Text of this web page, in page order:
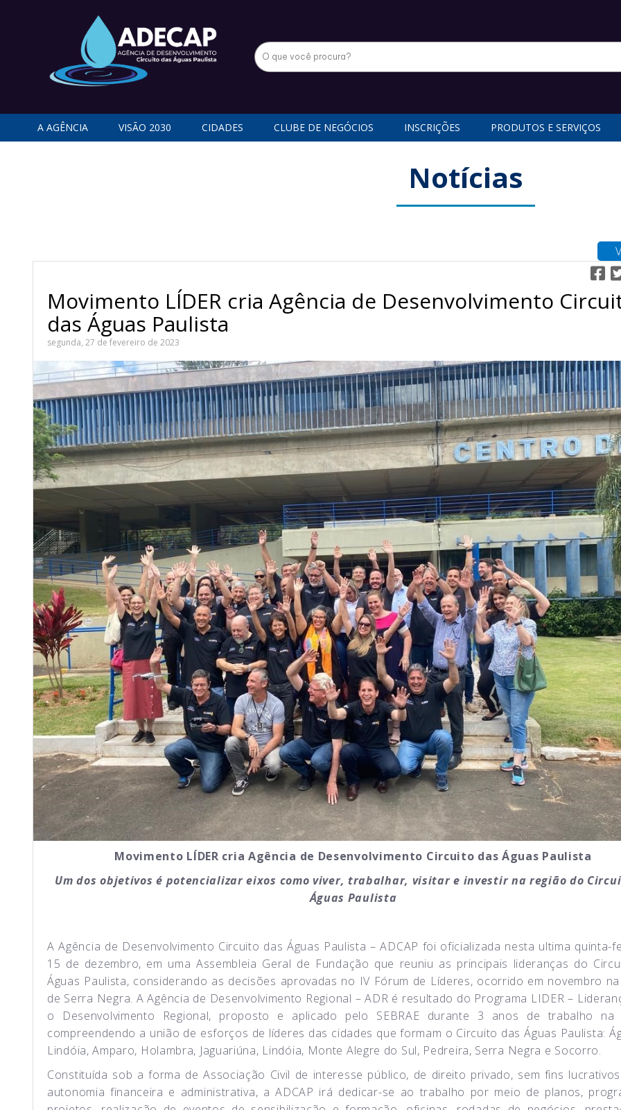
A AGÊNCIA VISÃO 2030 CIDADES CLUBE DE NEGÓCIOS INSCRIÇÕES PRODUTOS E SERVIÇOS
Notícias
Movimento LÍDER cria Agência de Desenvolvimento
das Águas Paulista
segunda, 27 de fevereiro de 2023
Movimento LÍDER cria Agência de Desenvolvimento Circuito das Águas Paulista
Um dos objetivos é potencializar eixos como viver, trabalhar, visitar e investir na região do
Águas Paulista
A Agência de Desenvolvimento Circuito das Águas Paulista – ADCAP foi oficializada nesta ultima quinta-
15 de dezembro, em uma Assembleia Geral de Fundação que reuniu as principais lideranças do
Águas Paulista, considerando as decisões aprovadas no IV Fórum de Líderes, ocorrido em novembro
de Serra Negra. A Agência de Desenvolvimento Regional – ADR é resultado do Programa LIDER –
o Desenvolvimento Regional, proposto e aplicado pelo SEBRAE durante 3 anos de trabalho na
compreendendo a união de esforços de líderes das cidades que formam o Circuito das Águas Paulista:
Lindóia, Amparo, Holambra, Jaguariúna, Lindóia, Monte Alegre do Sul, Pedreira, Serra Negra e Socorro.
Constituída sob a forma de Associação Civil de interesse público, de direito privado, sem fins
autonomia financeira e administrativa, a ADCAP irá dedicar-se ao trabalho por meio de planos,